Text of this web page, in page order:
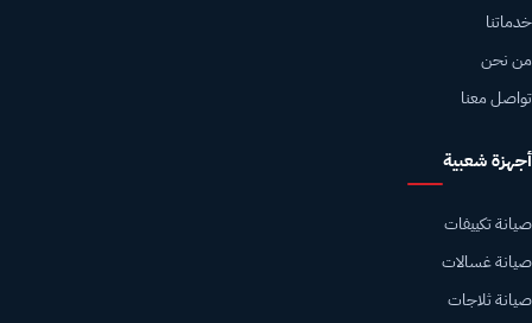
خدماتنا
من نحن
تواصل معنا
أجهزة شعبية
صيانة تكييفات
صيانة غسالات
صيانة ثلاجات